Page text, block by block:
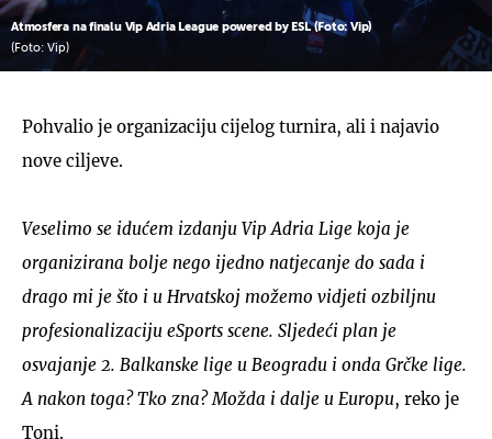
Atmosfera na finalu Vip Adria League powered by ESL (Foto: Vip)
(Foto: Vip)
Pohvalio je organizaciju cijelog turnira, ali i najavio
nove ciljeve.
Veselimo se idućem izdanju Vip Adria Lige koja je
organizirana bolje nego ijedno natjecanje do sada i
drago mi je što i u Hrvatskoj možemo vidjeti ozbiljnu
profesionalizaciju eSports scene. Sljedeći plan je
osvajanje 2. Balkanske lige u Beogradu i onda Grčke lige.
A nakon toga? Tko zna? Možda i dalje u Europu, reko je
Toni.